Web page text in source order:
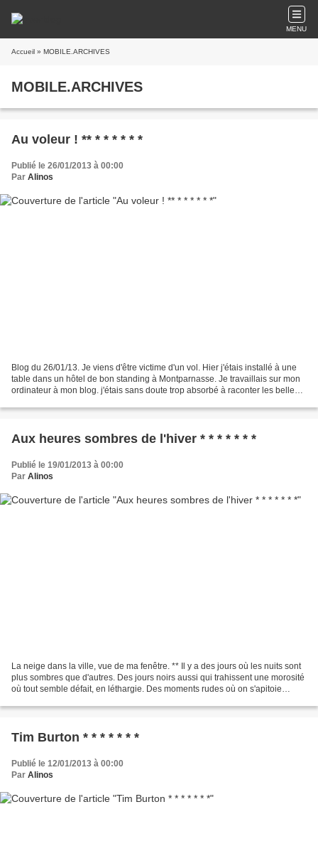
MENU
Accueil » MOBILE.ARCHIVES
MOBILE.ARCHIVES
Au voleur ! ** * * * * * *
Publié le 26/01/2013 à 00:00
Par Alinos
Blog du 26/01/13. Je viens d'être victime d'un vol. Hier j'étais installé à une
table dans un hôtel de bon standing à Montparnasse. Je travaillais sur mon
ordinateur à mon blog. j'étais sans doute trop absorbé à raconter les belles
Aux heures sombres de l'hiver * * * * * * *
Publié le 19/01/2013 à 00:00
Par Alinos
La neige dans la ville, vue de ma fenêtre. ** Il y a des jours où les nuits sont
plus sombres que d'autres. Des jours noirs aussi qui trahissent une morosité
où tout semble défait, en léthargie. Des moments rudes où on s'apitoie
Tim Burton * * * * * * *
Publié le 12/01/2013 à 00:00
Par Alinos